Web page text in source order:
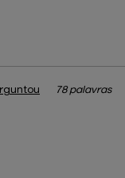
78 palavras